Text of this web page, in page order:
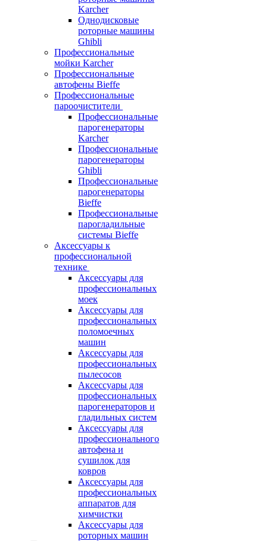
Karcher
Однодисковые
роторные машины
Ghibli
Профессиональные
мойки Karcher
Профессиональные
автофены Bieffe
Профессиональные
пароочистители
Профессиональные
парогенераторы
Karcher
Профессиональные
парогенераторы
Ghibli
Профессиональные
парогенераторы
Bieffe
Профессиональные
парогладильные
системы Bieffe
Аксессуары к
профессиональной
технике
Аксессуары для
профессиональных
моек
Аксессуары для
профессиональных
поломоечных
машин
Аксессуары для
профессиональных
пылесосов
Аксессуары для
профессиональных
парогенераторов и
гладильных систем
Аксессуары для
профессионального
автофена и
сушилок для
ковров
Аксессуары для
профессиональных
аппаратов для
химчистки
Аксессуары для
роторных машин